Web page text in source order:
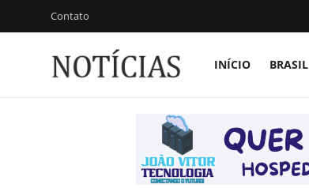
Contato
INÍCIO BRASIL